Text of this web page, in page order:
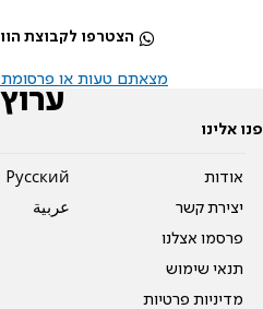
הצטרפו לקבוצת
מצאתם טעות או פרסומת
פנו אלינו
אודות
יצירת קשר
פרסמו אצלנו
תנאי שימוש
מדיניות פרטיות
Pусский
عربية